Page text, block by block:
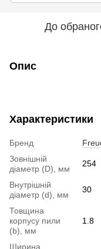
До
Опис
Характеристики
Бренд
Зовнішній
діаметр (D), мм
254
Внутрішній
діаметр (d), мм
30
Товщина
корпусу пили
(b), мм
1.8
Ширина